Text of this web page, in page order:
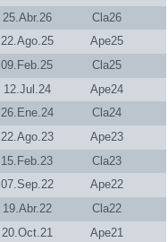
25.Abr.26
Cla26
22.Ago.25
Ape25
09.Feb.25
Cla25
12.Jul.24
Ape24
26.Ene.24
Cla24
22.Ago.23
Ape23
15.Feb.23
Cla23
07.Sep.22
Ape22
19.Abr.22
Cla22
20.Oct.21
Ape21